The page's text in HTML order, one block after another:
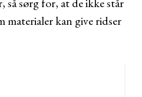
kan give ridser